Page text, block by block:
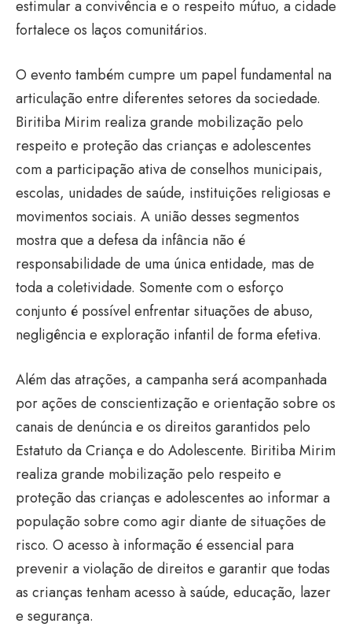
estimular a convivência e o respeito mútuo, a cidade
fortalece os laços comunitários.
O evento também cumpre um papel fundamental na
articulação entre diferentes setores da sociedade.
Biritiba Mirim realiza grande mobilização pelo
respeito e proteção das crianças e adolescentes
com a participação ativa de conselhos municipais,
escolas, unidades de saúde, instituições religiosas e
movimentos sociais. A união desses segmentos
mostra que a defesa da infância não é
responsabilidade de uma única entidade, mas de
toda a coletividade. Somente com o esforço
conjunto é possível enfrentar situações de abuso,
negligência e exploração infantil de forma efetiva.
Além das atrações, a campanha será acompanhada
por ações de conscientização e orientação sobre os
canais de denúncia e os direitos garantidos pelo
Estatuto da Criança e do Adolescente. Biritiba Mirim
realiza grande mobilização pelo respeito e
proteção das crianças e adolescentes ao informar a
população sobre como agir diante de situações de
risco. O acesso à informação é essencial para
prevenir a violação de direitos e garantir que todas
as crianças tenham acesso à saúde, educação, lazer
e segurança.